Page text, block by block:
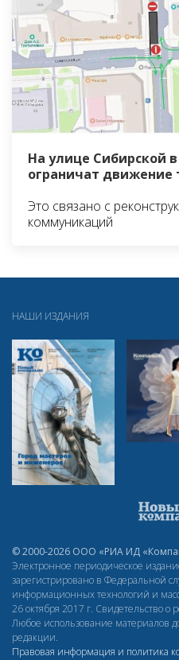
На улице Сибирской
ограничат движение
Это связано с
коммуникаций
НАШИ ИЗДАНИЯ
© 2000-2026 ООО «РИА ИД
Электронное периодическое
зарегистрировано в Федеральной
информационных технологий и
26 октября 2017 г. Свидетельство о
Любое использование материалов
редакции.
Правовая информация и политика